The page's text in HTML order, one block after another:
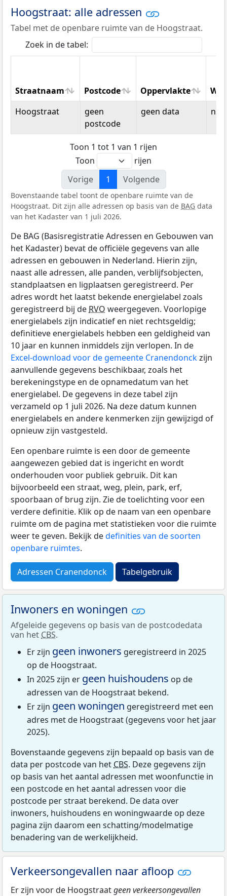
Hoogstraat: alle adressen
Tabel met de openbare ruimte van de Hoogstraat.
Zoek in de tabel:
Straatnaam Postcode Oppervlakte
Straatnaam
Postcode Oppervlakte
Hoogstraat
geen
postcode
geen data
Toon 1 tot 1 van 1 rijen
Toon
rijen
Vorige
1 Volgende
Bovenstaande tabel toont de openbare ruimte van de
Hoogstraat. Dit zijn alle adressen op basis van de BAG data
van het Kadaster van 1 juli 2026.
De BAG (Basisregistratie Adressen en Gebouwen van
het Kadaster) bevat de officiële gegevens van alle
adressen en gebouwen in Nederland. Hierin zijn,
naast alle adressen, alle panden, verblijfsobjecten,
standplaatsen en ligplaatsen geregistreerd. Per
adres wordt het laatst bekende energielabel zoals
geregistreerd bij de RVO weergegeven. Voorlopige
energielabels zijn indicatief en niet rechtsgeldig;
definitieve energielabels hebben een geldigheid van
10 jaar en kunnen inmiddels zijn verlopen. In de
Excel-download voor de gemeente Cranendonckzijn
aanvullende gegevens beschikbaar, zoals het
berekeningstype en de opnamedatum van het
energielabel. De gegevens in deze tabel zijn
verzameld op 1 juli 2026. Na deze datum kunnen
energielabels en andere kenmerken zijn gewijzigd of
opnieuw zijn vastgesteld.
Een openbare ruimte is een door de gemeente
aangewezen gebied dat is ingericht en wordt
onderhouden voor publiek gebruik. Dit kan
bijvoorbeeld een straat, weg, plein, park, erf,
spoorbaan of brug zijn. Zie de toelichting voor een
verdere definitie. Klik op de naam van een openbare
ruimte om de pagina met statistieken voor die ruimte
weer te geven. Bekijk dedefinities van de soorten
openbare ruimtes.
Adressen Cranendonck Tabelgebruik
Inwoners en woningen
Afgeleide gegevens op basis van de postcodedata
van het CBS.
Er zijn geen inwoners geregistreerd in 2025
op de Hoogstraat.
In 2025 zijn er geen huishoudens op de
adressen van de Hoogstraat bekend.
Er zijn geen woningen geregistreerd met een
adres met de Hoogstraat (gegevens voor het jaar
2025).
Bovenstaande gegevens zijn bepaald op basis van de
data per postcode van het CBS. Deze gegevens zijn
op basis van het aantal adressen met woonfunctie in
een postcode en het aantal adressen voor die
postcode per straat berekend. De data over
inwoners, huishoudens en woningwaarde op deze
pagina zijn daarom een schatting/modelmatige
benadering van de werkelijkheid.
Verkeersongevallen naar afloop
Er zijn voor de Hoogstraatgeen verkeersongevallen